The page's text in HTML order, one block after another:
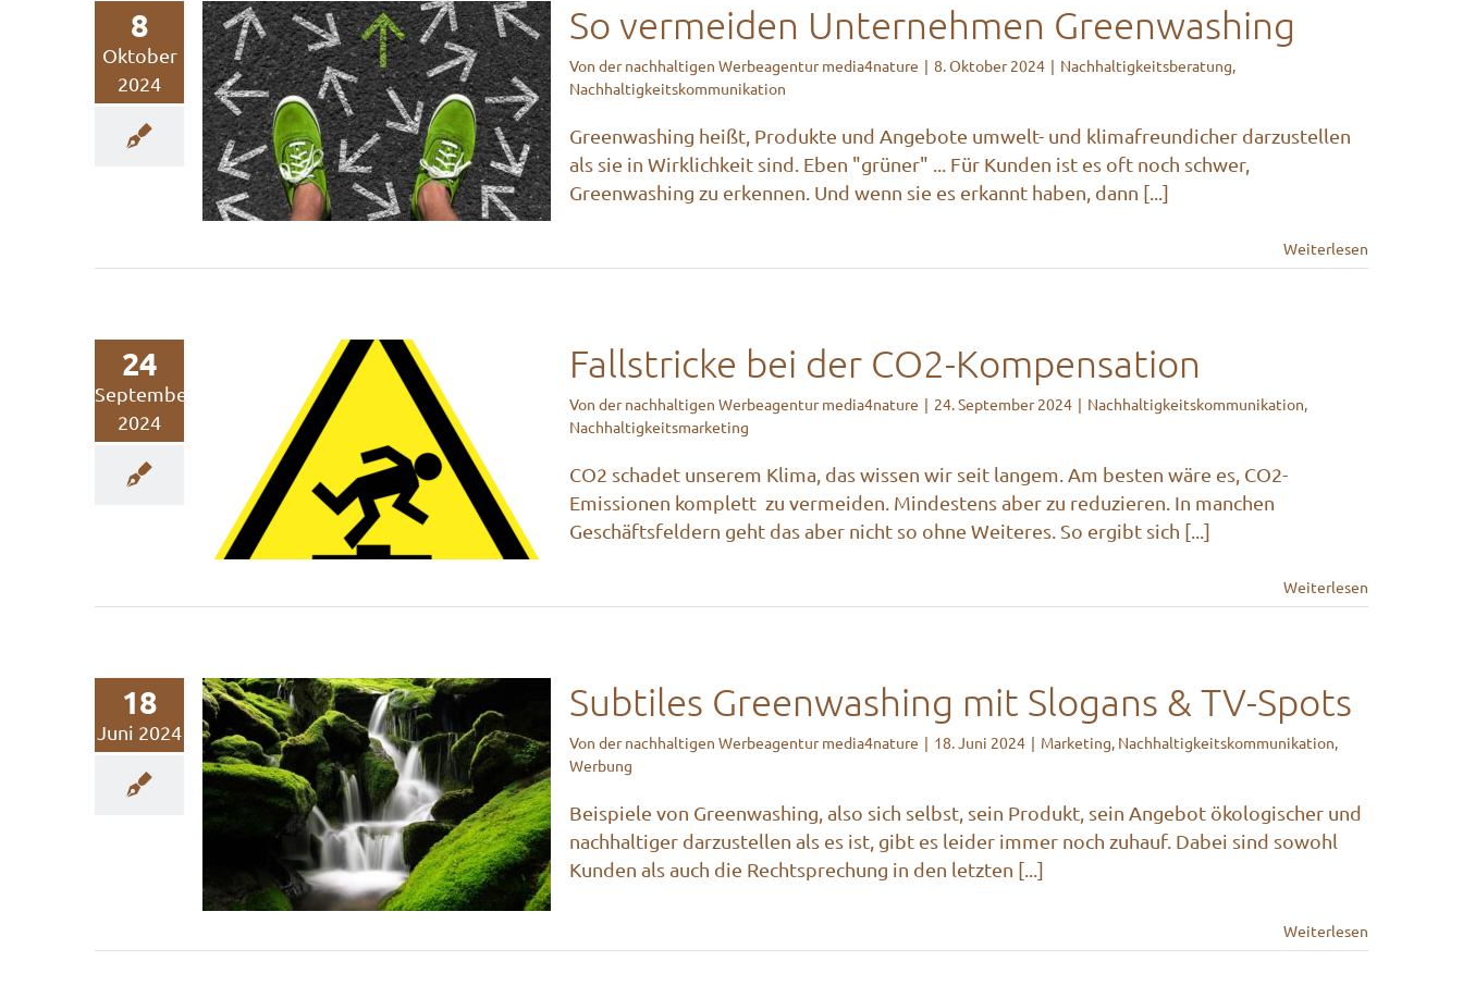
8
Oktober
2024
So vermeiden
Unternehmen
Greenwashing
Nachhaltigkeitsberatung
Nachhaltigkeitskommunikation
So vermeiden Unternehmen Greenwashing
Von der nachhaltigen Werbeagentur media4nature | 8. Oktober 2024 | Nachhaltigkeitsberatung
Nachhaltigkeitskommunikation
Greenwashing heißt, Produkte und Angebote umwelt- und klimafreundicher darzustellen
als sie in Wirklichkeit sind. Eben "grüner" ... Für Kunden ist es oft noch schwer,
Greenwashing zu erkennen. Und wenn sie es erkannt haben, dann [...]
Weiterlesen
24
September
2024
Fallstricke bei der CO2-
Kompensation
Nachhaltigkeitskommunikation
Nachhaltigkeitsmarketing
Fallstricke bei der CO2-Kompensation
Von der nachhaltigen Werbeagentur media4nature | 24. September 2024 | Nachhaltigkeitskommunikation
Nachhaltigkeitsmarketing
CO2 schadet unserem Klima, das wissen wir seit langem. Am besten wäre es, CO2-
Emissionen komplett zu vermeiden. Mindestens aber zu reduzieren. In manchen
Geschäftsfeldern geht das aber nicht so ohne Weiteres. So ergibt sich [...]
Weiterlesen
18
Juni 2024
Subtiles Greenwashing
mit Slogans & TV-Spots
Nachhaltigkeitskommunikation Werbung
Subtiles Greenwashing mit Slogans & TV-Spots
Von der nachhaltigen Werbeagentur media4nature | 18. Juni 2024 | Marketing Nachhaltigkeitskommunikation
Werbung
Beispiele von Greenwashing, also sich selbst, sein Produkt, sein Angebot ökologischer und
nachhaltiger darzustellen als es ist, gibt es leider immer noch zuhauf. Dabei sind sowohl
Kunden als auch die Rechtsprechung in den letzten [...]
Weiterlesen